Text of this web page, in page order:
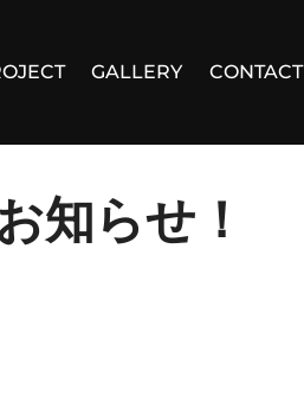
GALLERY CONTACT
知らせ！